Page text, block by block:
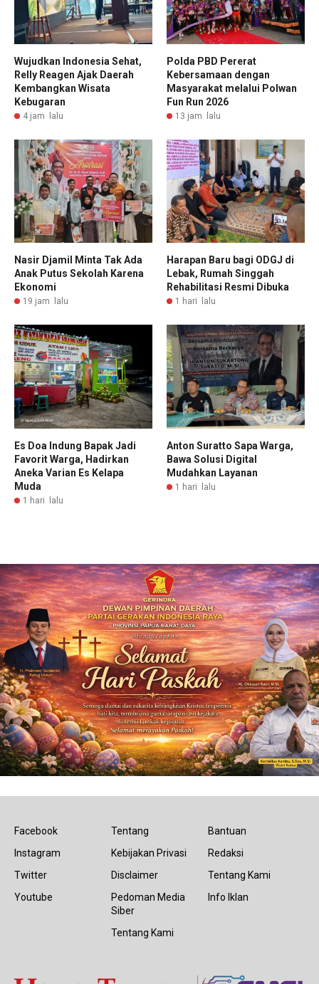
Wujudkan Indonesia Sehat,
Relly Reagen Ajak Daerah
Kembangkan Wisata
Kebugaran
4 jam lalu
Polda PBD Pererat
Kebersamaan dengan
Masyarakat melalui Polwan
Fun Run 2026
13 jam lalu
Nasir Djamil Minta Tak Ada
Anak Putus Sekolah Karena
Ekonomi
19 jam lalu
Harapan Baru bagi ODGJ di
Lebak, Rumah Singgah
Rehabilitasi Resmi Dibuka
1 hari lalu
Es Doa Indung Bapak Jadi
Favorit Warga, Hadirkan
Aneka Varian Es Kelapa
Muda
1 hari lalu
Anton Suratto Sapa Warga,
Bawa Solusi Digital
Mudahkan Layanan
1 hari lalu
Facebook
Instagram
Twitter
Youtube
Tentang
Kebijakan Privasi
Disclaimer
Pedoman Media
Siber
Tentang Kami
Bantuan
Redaksi
Tentang Kami
Info Iklan